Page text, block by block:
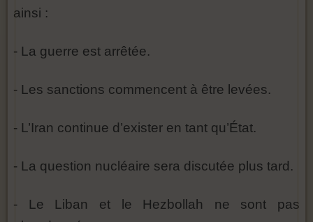
ainsi :
- La guerre est arrêtée.
- Les sanctions commencent à être levées.
- L’Iran continue d’exister en tant qu’État.
- La question nucléaire sera discutée plus tard.
- Le Liban et le Hezbollah ne sont pas